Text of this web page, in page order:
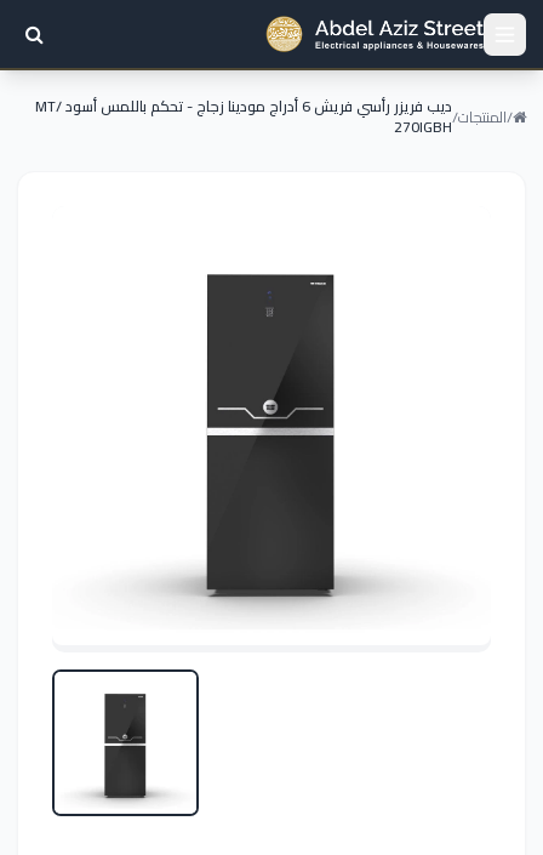
/المنتجات/ ديب فريزر رأسي فريش 6 أدراج مودينا زجاج - تحكم باللمس أسود /MT
270IGBH